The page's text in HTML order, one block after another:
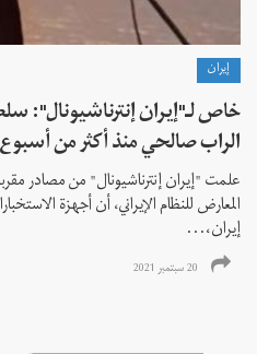
إيران
خاص لـ"إيران إنترناشيونال":
الراب صالحي منذ أكثر من
علمت "إيران إنترناشيونال" من مصادر
المعارض للنظام الإيراني، أن أجهزة
إيران،...
20 سبتمبر 2021